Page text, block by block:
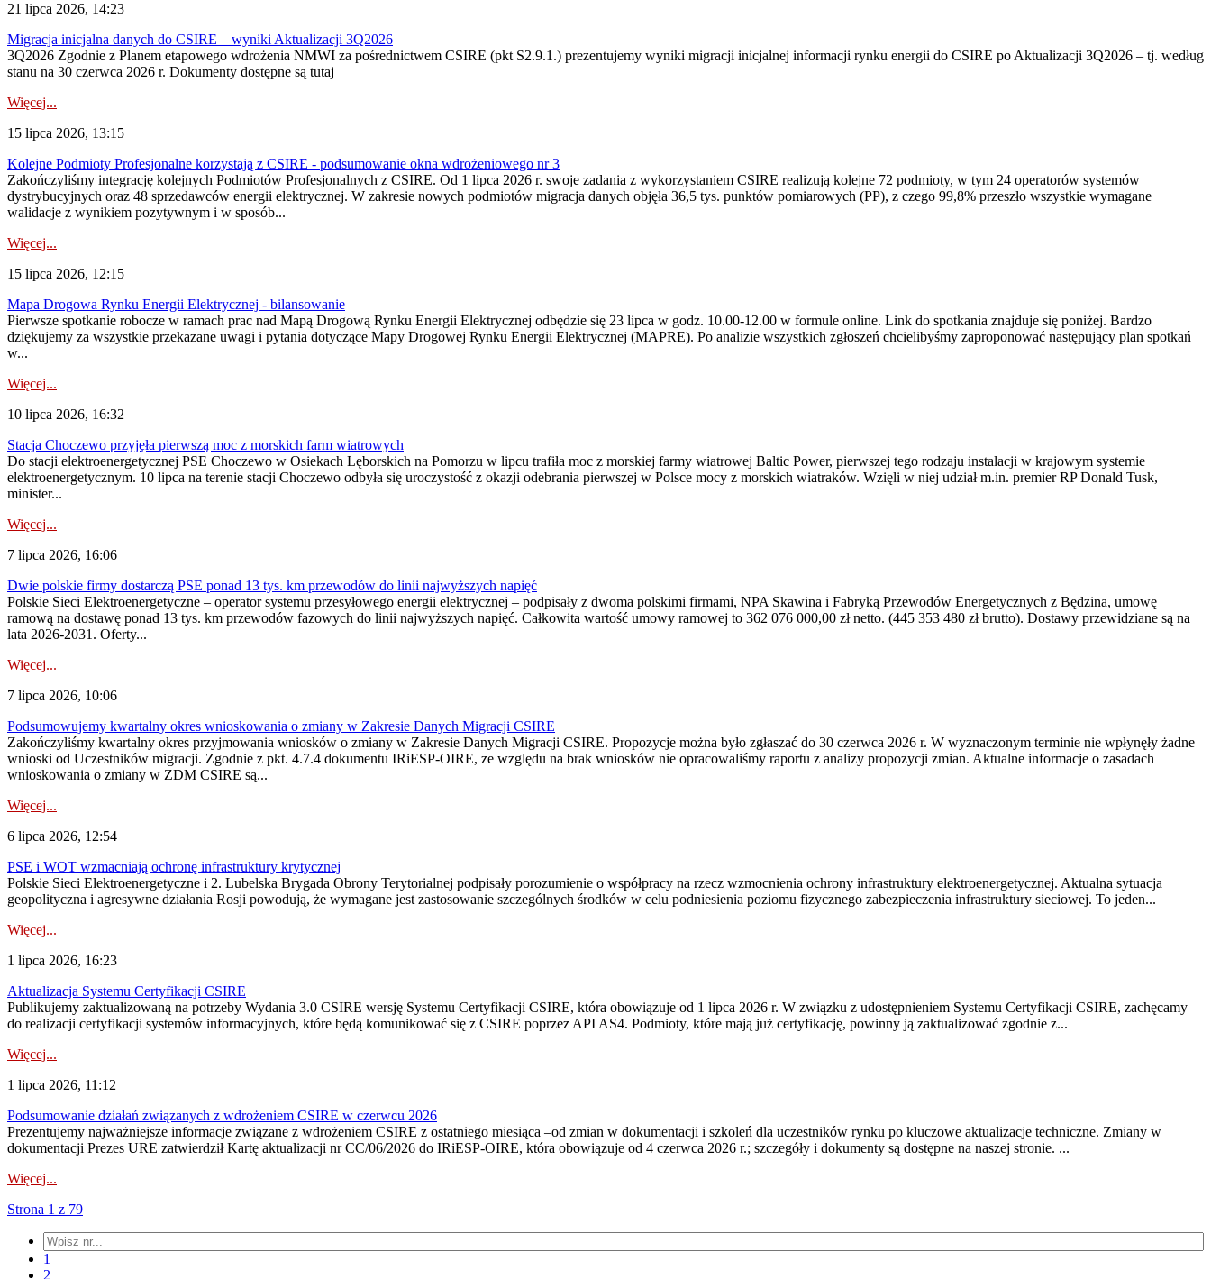
21 lipca 2026, 14:23
Migracja inicjalna danych do CSIRE – wyniki Aktualizacji 3Q2026
3Q2026 Zgodnie z Planem etapowego wdrożenia NMWI za pośrednictwem CSIRE (pkt S2.9.1.) prezentujemy wyniki migracji inicjalnej informacji rynku energii do CSIRE po Aktualizacji 3Q2026 – tj. według
stanu na 30 czerwca 2026 r. Dokumenty dostępne są tutaj
Więcej...
15 lipca 2026, 13:15
Kolejne Podmioty Profesjonalne korzystają z CSIRE - podsumowanie okna wdrożeniowego nr 3
Zakończyliśmy integrację kolejnych Podmiotów Profesjonalnych z CSIRE. Od 1 lipca 2026 r. swoje zadania z wykorzystaniem CSIRE realizują kolejne 72 podmioty, w tym 24 operatorów systemów
dystrybucyjnych oraz 48 sprzedawców energii elektrycznej. W zakresie nowych podmiotów migracja danych objęła 36,5 tys. punktów pomiarowych (PP), z czego 99,8% przeszło wszystkie wymagane
walidacje z wynikiem pozytywnym i w sposób...
Więcej...
15 lipca 2026, 12:15
Mapa Drogowa Rynku Energii Elektrycznej - bilansowanie
Pierwsze spotkanie robocze w ramach prac nad Mapą Drogową Rynku Energii Elektrycznej odbędzie się 23 lipca w godz. 10.00-12.00 w formule online. Link do spotkania znajduje się poniżej. Bardzo
dziękujemy za wszystkie przekazane uwagi i pytania dotyczące Mapy Drogowej Rynku Energii Elektrycznej (MAPRE). Po analizie wszystkich zgłoszeń chcielibyśmy zaproponować następujący plan spotkań
w...
Więcej...
10 lipca 2026, 16:32
Stacja Choczewo przyjęła pierwszą moc z morskich farm wiatrowych
Do stacji elektroenergetycznej PSE Choczewo w Osiekach Lęborskich na Pomorzu w lipcu trafiła moc z morskiej farmy wiatrowej Baltic Power, pierwszej tego rodzaju instalacji w krajowym systemie
elektroenergetycznym. 10 lipca na terenie stacji Choczewo odbyła się uroczystość z okazji odebrania pierwszej w Polsce mocy z morskich wiatraków. Wzięli w niej udział m.in. premier RP Donald Tusk,
minister...
Więcej...
7 lipca 2026, 16:06
Dwie polskie firmy dostarczą PSE ponad 13 tys. km przewodów do linii najwyższych napięć
Polskie Sieci Elektroenergetyczne – operator systemu przesyłowego energii elektrycznej – podpisały z dwoma polskimi firmami, NPA Skawina i Fabryką Przewodów Energetycznych z Będzina, umowę
ramową na dostawę ponad 13 tys. km przewodów fazowych do linii najwyższych napięć. Całkowita wartość umowy ramowej to 362 076 000,00 zł netto. (445 353 480 zł brutto). Dostawy przewidziane są na
lata 2026-2031. Oferty...
Więcej...
7 lipca 2026, 10:06
Podsumowujemy kwartalny okres wnioskowania o zmiany w Zakresie Danych Migracji CSIRE
Zakończyliśmy kwartalny okres przyjmowania wniosków o zmiany w Zakresie Danych Migracji CSIRE. Propozycje można było zgłaszać do 30 czerwca 2026 r. W wyznaczonym terminie nie wpłynęły żadne
wnioski od Uczestników migracji. Zgodnie z pkt. 4.7.4 dokumentu IRiESP-OIRE, ze względu na brak wniosków nie opracowaliśmy raportu z analizy propozycji zmian. Aktualne informacje o zasadach
wnioskowania o zmiany w ZDM CSIRE są...
Więcej...
6 lipca 2026, 12:54
PSE i WOT wzmacniają ochronę infrastruktury krytycznej
Polskie Sieci Elektroenergetyczne i 2. Lubelska Brygada Obrony Terytorialnej podpisały porozumienie o współpracy na rzecz wzmocnienia ochrony infrastruktury elektroenergetycznej. Aktualna sytuacja
geopolityczna i agresywne działania Rosji powodują, że wymagane jest zastosowanie szczególnych środków w celu podniesienia poziomu fizycznego zabezpieczenia infrastruktury sieciowej. To jeden...
Więcej...
1 lipca 2026, 16:23
Aktualizacja Systemu Certyfikacji CSIRE
Publikujemy zaktualizowaną na potrzeby Wydania 3.0 CSIRE wersję Systemu Certyfikacji CSIRE, która obowiązuje od 1 lipca 2026 r. W związku z udostępnieniem Systemu Certyfikacji CSIRE, zachęcamy
do realizacji certyfikacji systemów informacyjnych, które będą komunikować się z CSIRE poprzez API AS4. Podmioty, które mają już certyfikację, powinny ją zaktualizować zgodnie z...
Więcej...
1 lipca 2026, 11:12
Podsumowanie działań związanych z wdrożeniem CSIRE w czerwcu 2026
Prezentujemy najważniejsze informacje związane z wdrożeniem CSIRE z ostatniego miesiąca –od zmian w dokumentacji i szkoleń dla uczestników rynku po kluczowe aktualizacje techniczne. Zmiany w
dokumentacji Prezes URE zatwierdził Kartę aktualizacji nr CC/06/2026 do IRiESP‑OIRE, która obowiązuje od 4 czerwca 2026 r.; szczegóły i dokumenty są dostępne na naszej stronie. ...
Więcej...
Strona 1 z 79
1
2